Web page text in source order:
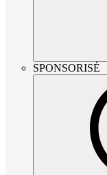
SPONSORISÉ